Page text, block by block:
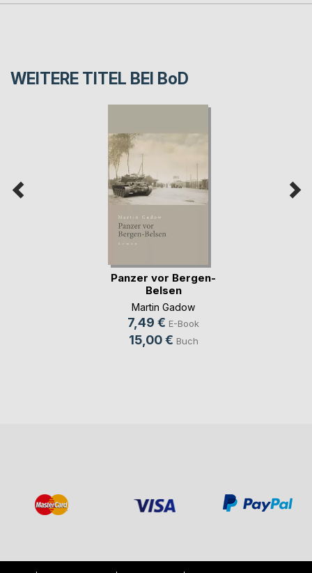
WEITERE TITEL BEI BoD
Panzer vor Bergen-
Belsen
Martin Gadow
7,49 € E-Book
15,00 € Buch